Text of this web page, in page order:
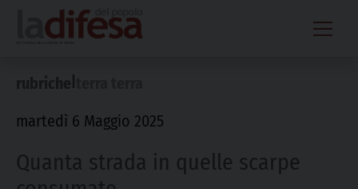
content
martedì 6 Maggio 2025
Quanta strada in quelle scarpe